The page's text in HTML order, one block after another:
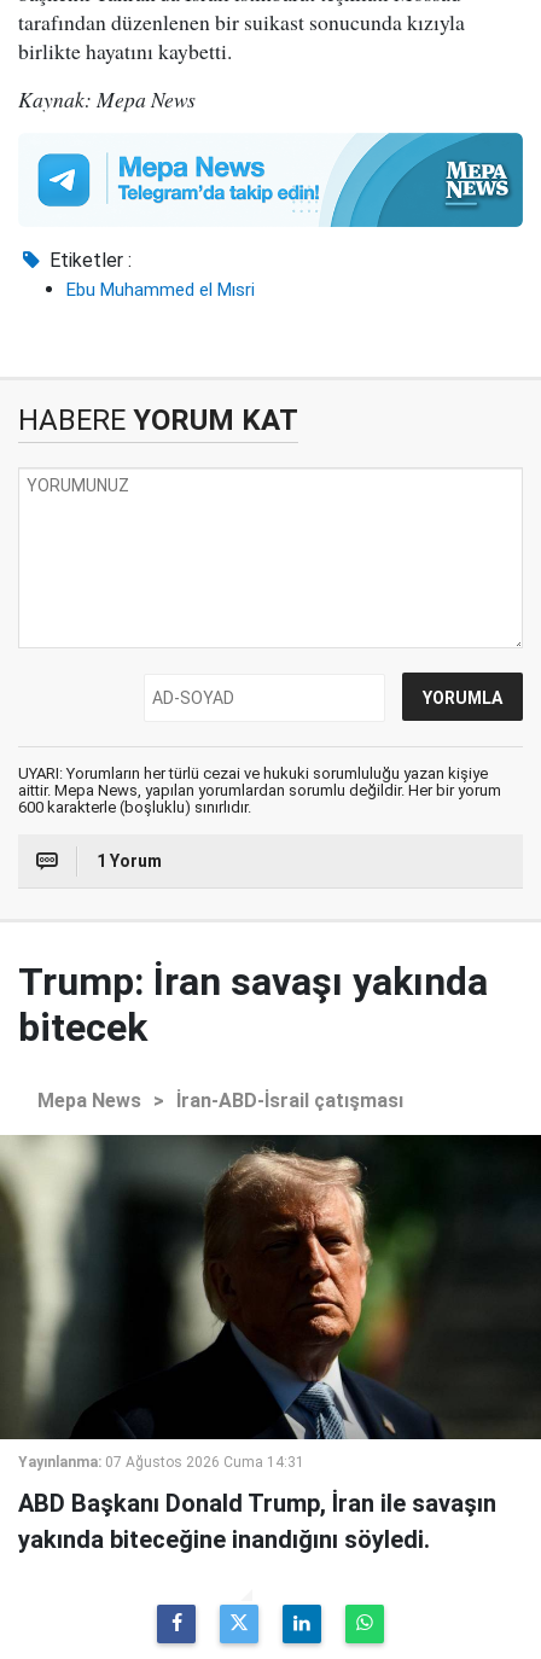
tarafından düzenlenen bir suikast sonucunda kızıyla
birlikte hayatını kaybetti.
Kaynak: Mepa News
Etiketler :
Ebu Muhammed el Mısri
HABERE YORUM KAT
UYARI: Yorumların her türlü cezai ve hukuki sorumluluğu yazan kişiye
aittir. Mepa News, yapılan yorumlardan sorumlu değildir. Her bir yorum
600 karakterle (boşluklu) sınırlıdır.
1 Yorum
Trump: İran savaşı yakında
bitecek
Mepa News > İran-ABD-İsrail çatışması
Yayınlanma: 07 Ağustos 2026 Cuma 14:31
ABD Başkanı Donald Trump, İran ile savaşın
yakında biteceğine inandığını söyledi.